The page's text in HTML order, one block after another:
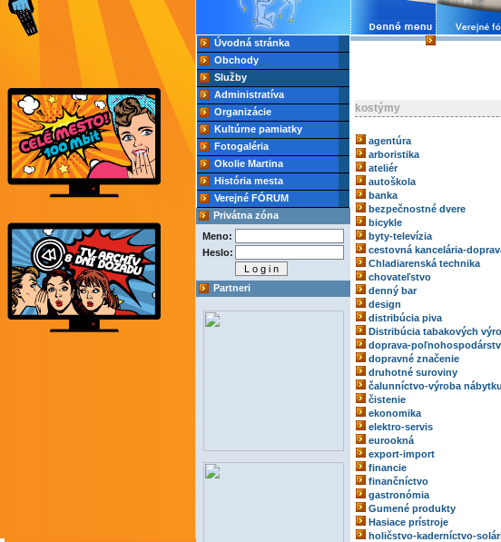
Úvodná stránka
Obchody
Služby
Administratíva
Organizácie
Kultúrne pamiatky
Fotogaléria
Okolie Martina
História mesta
Verejné FÓRUM
Privátna zóna
Meno:
Heslo:
Partneri
kostýmy
agentúra
arboristika
ateliér
autoškola
banka
bezpečnostné dvere
bicykle
byty-televízia
cestovná kancelária-
Chladiarenská technika
chovateľstvo
denný bar
design
distribúcia piva
Distribúcia tabakových
doprava-
dopravné značenie
druhotné suroviny
čalunníctvo-výroba nábytku
čistenie
ekonomika
elektro-servis
eurookná
export-import
financie
finančníctvo
gastronómia
Gumené produkty
Hasiace prístroje
holičstvo-kaderníctvo-